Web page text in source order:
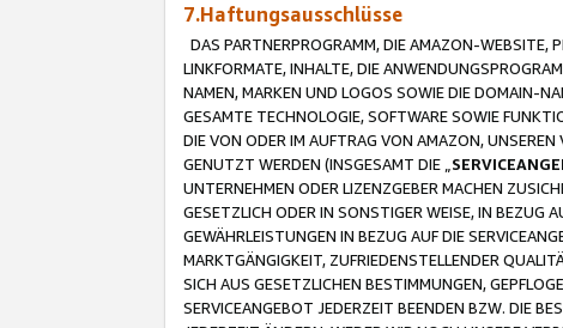
7.Haftungsausschlüsse
DAS PARTNERPROGRAMM, DIE AMAZON-WEBSITE,
LINKFORMATE, INHALTE, DIE
NAMEN, MARKEN UND LOGOS SOWIE DIE DOMAIN-
GESAMTE TECHNOLOGIE, SOFTWARE SOWIE
DIE VON ODER IM AUFTRAG VON AMAZON,
GENUTZT WERDEN (INSGESAMT DIE „
UNTERNEHMEN ODER LIZENZGEBER MACHEN
GESETZLICH ODER IN SONSTIGER WEISE, IN BEZUG
GEWÄHRLEISTUNGEN IN BEZUG AUF DIE
MARKTGÄNGIGKEIT, ZUFRIEDENSTELLENDER
SICH AUS GESETZLICHEN BESTIMMUNGEN,
SERVICEANGEBOT JEDERZEIT BEENDEN BZW. DIE